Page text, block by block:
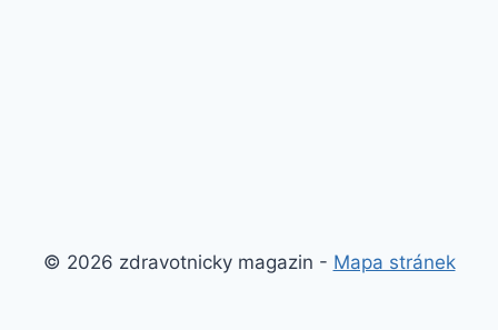
© 2026 zdravotnicky magazin - Mapa stránek